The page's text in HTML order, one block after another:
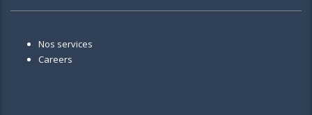
Nos services
Careers